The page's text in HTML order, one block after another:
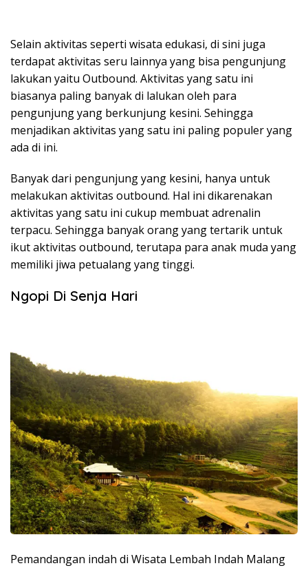
Selain aktivitas seperti wisata edukasi, di sini juga
terdapat aktivitas seru lainnya yang bisa pengunjung
lakukan yaitu Outbound. Aktivitas yang satu ini
biasanya paling banyak di lalukan oleh para
pengunjung yang berkunjung kesini. Sehingga
menjadikan aktivitas yang satu ini paling populer yang
ada di ini.
Banyak dari pengunjung yang kesini, hanya untuk
melakukan aktivitas outbound. Hal ini dikarenakan
aktivitas yang satu ini cukup membuat adrenalin
terpacu. Sehingga banyak orang yang tertarik untuk
ikut aktivitas outbound, terutapa para anak muda yang
memiliki jiwa petualang yang tinggi.
Ngopi Di Senja Hari
Pemandangan indah di Wisata Lembah Indah Malang